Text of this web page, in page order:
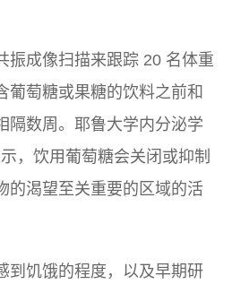
振成像扫描来跟踪 20 名体重
葡萄糖或果糖的饮料之前和
隔数周。耶鲁大学内分泌学
，饮用葡萄糖会关闭或抑制
的渴望至关重要的区域的活
到饥饿的程度，以及早期研